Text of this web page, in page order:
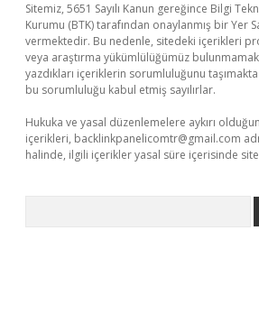
Sitemiz, 5651 Sayılı Kanun gereğince Bilgi
Kurumu (BTK) tarafından onaylanmış bir Yer
vermektedir. Bu nedenle, sitedeki içerikleri
veya araştırma yükümlülüğümüz
yazdıkları içeriklerin sorumluluğunu
bu sorumluluğu kabul etmiş sayılırlar.
Hukuka ve yasal düzenlemelere aykırı
içerikleri, backlinkpanelicomtr@gmail.com
halinde, ilgili içerikler yasal süre içerisinde